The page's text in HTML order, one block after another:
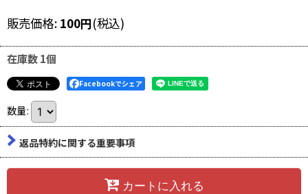
販売価格: 100円(税込)
在庫数 1個
Facebookでシェア
数量:
返品特約に関する重要事項
カートに入れる